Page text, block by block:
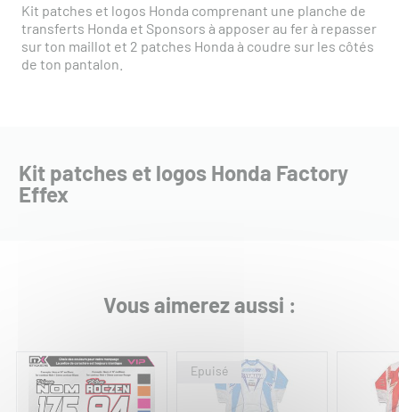
Kit patches et logos Honda comprenant une planche de
transferts Honda et Sponsors à apposer au fer à repasser
sur ton maillot et 2 patches Honda à coudre sur les côtés
de ton pantalon.
Kit patches et logos Honda Factory
Effex
Vous aimerez aussi :